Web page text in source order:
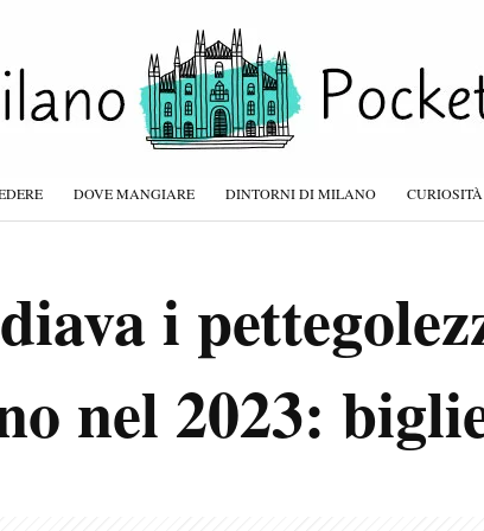
DOVE MANGIARE DINTORNI DI MILANO CURIOSITÀ
i
nel 2023: